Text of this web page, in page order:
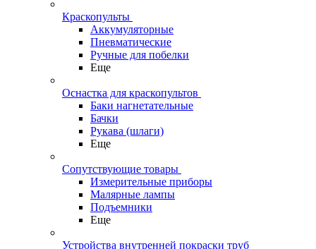
Краскопульты
Аккумуляторные
Пневматические
Ручные для побелки
Еще
Оснастка для краскопультов
Баки нагнетательные
Бачки
Рукава (шлаги)
Еще
Сопутствующие товары
Измерительные приборы
Малярные лампы
Подъемники
Еще
Устройства внутренней покраски труб